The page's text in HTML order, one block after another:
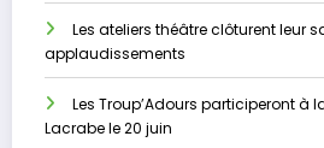
Les ateliers théâtre clôturent leur
applaudissements
Les Troup’Adours participeront à
Lacrabe le 20 juin